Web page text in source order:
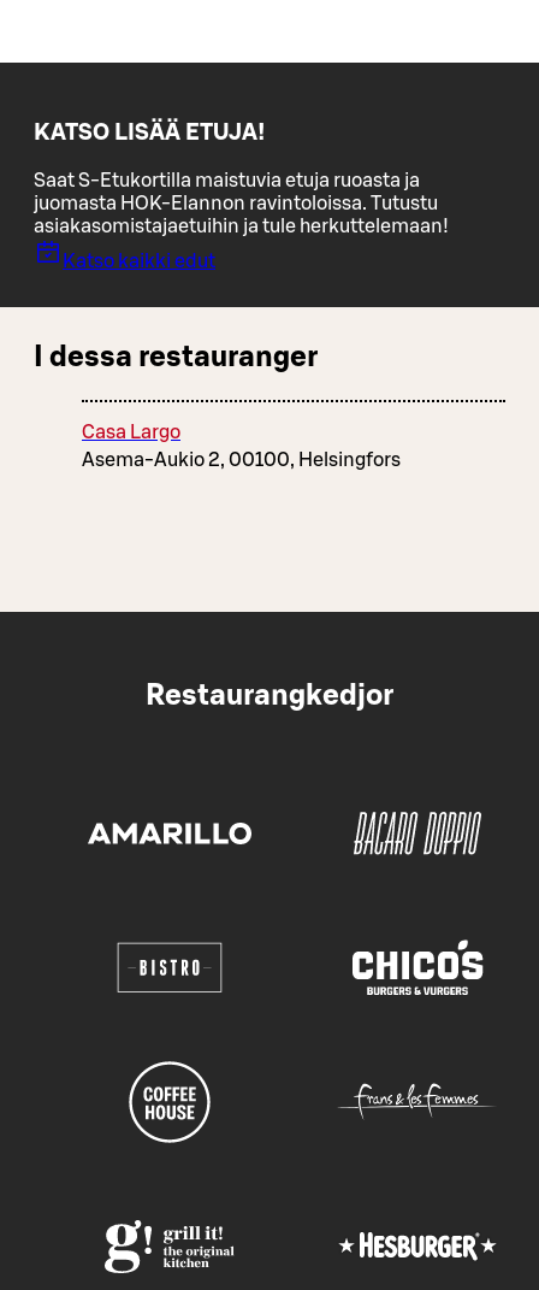
KATSO LISÄÄ ETUJA!
Saat S-Etukortilla maistuvia etuja ruoasta ja
juomasta HOK-Elannon ravintoloissa. Tutustu
asiakasomistajaetuihin ja tule herkuttelemaan!
Katso kaikki edut
I dessa restauranger
Casa Largo
Asema-Aukio 2, 00100, Helsingfors
Restaurangkedjor